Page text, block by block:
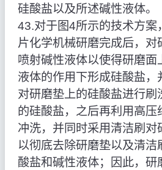
硅酸盐以及所述碱性液体。
43.对于图4所示的技术方案
片化学机械研磨完成后，对
喷射碱性液体以使得研磨面
液体的作用下形成硅酸盐，
对研磨垫上的硅酸盐进行刷
的硅酸盐，之后再利用高压
冲洗，并同时采用清洁刷对
以彻底去除研磨垫以及清
酸盐和碱性液体；因此，研